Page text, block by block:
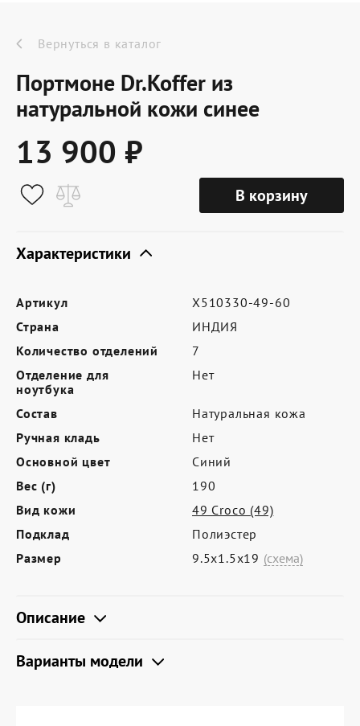
Новинки
Акции
О компании
Условия доставки
Сертификат Dr.Koffer
Где купить
Партнерам
Контакты
Программа лояльности
Политика обработки персональных
данных
Вернуться в каталог
Портмоне Dr.Koffer из
натуральной кожи синее
13 900 ₽
В корзину
Характеристики
Артикул
X510330-49-60
Страна
ИНДИЯ
Количество отделений
7
Отделение для
ноутбука
Нет
Состав
Натуральная кожа
Ручная кладь
Нет
Основной цвет
Синий
Вес (г)
190
Вид кожи
49 Croco (49)
Подклад
Полиэстер
Размер
9.5х1.5х19 (схема)
Описание
Варианты модели